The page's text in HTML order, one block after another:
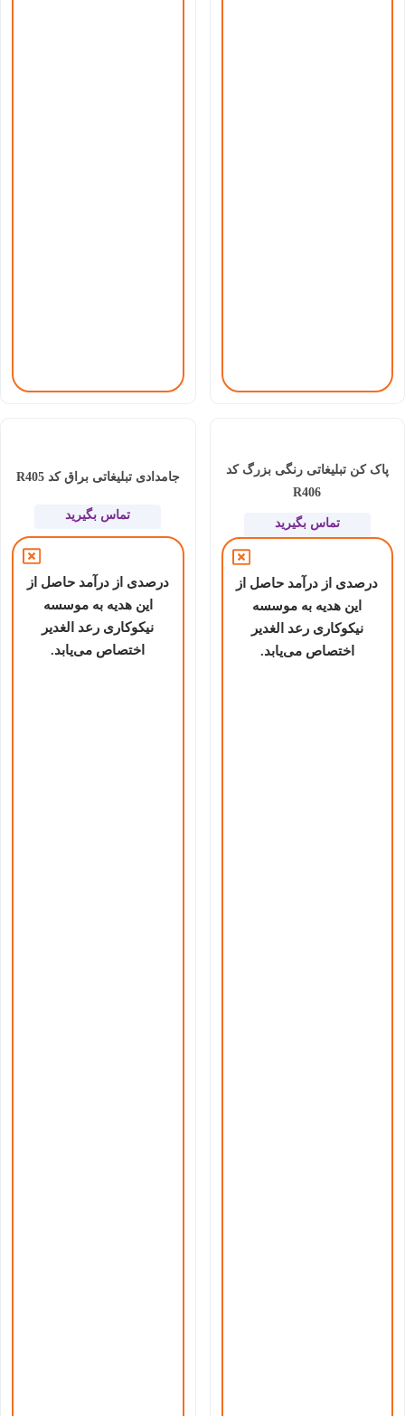
پاک کن تبلیغاتی رنگی بزرگ کد
R406
تماس بگیرید
درصدی از درآمد حاصل از
این هدیه به موسسه
نیکوکاری رعد الغدیر
اختصاص می‌یابد.
جامدادی تبلیغاتی براق کد R405
تماس بگیرید
درصدی از درآمد حاصل از
این هدیه به موسسه
نیکوکاری رعد الغدیر
اختصاص می‌یابد.